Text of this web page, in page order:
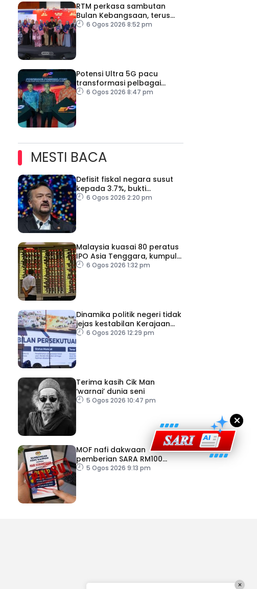
Berhad Perkasa SCORE Marathon 2026 Melalui Kerjasama
Pempengaruh Larian Antarabangsa
RTM perkasa sambutan
Bulan Kebangsaan, terus
dekati rakyat
6 Ogos 2026 8:52 pm
Potensi Ultra 5G pacu
transformasi pelbagai
sektor utama
6 Ogos 2026 8:47 pm
MESTI BACA
Defisit fiskal negara susut
kepada 3.7%, bukti
keyakinan pelabur masih
6 Ogos 2026 2:20 pm
Malaysia kuasai 80 peratus
IPO Asia Tenggara, kumpul
AS$1.4 bilion separuh
6 Ogos 2026 1:32 pm
Dinamika politik negeri tidak
jejas kestabilan Kerajaan
Perpaduan Persekutuan –
6 Ogos 2026 12:29 pm
Terima kasih Cik Man
‘warnai’ dunia seni
5 Ogos 2026 10:47 pm
MOF nafi dakwaan
pemberian SARA RM100
sempena Hari Kebangsaan
5 Ogos 2026 9:13 pm
×
×